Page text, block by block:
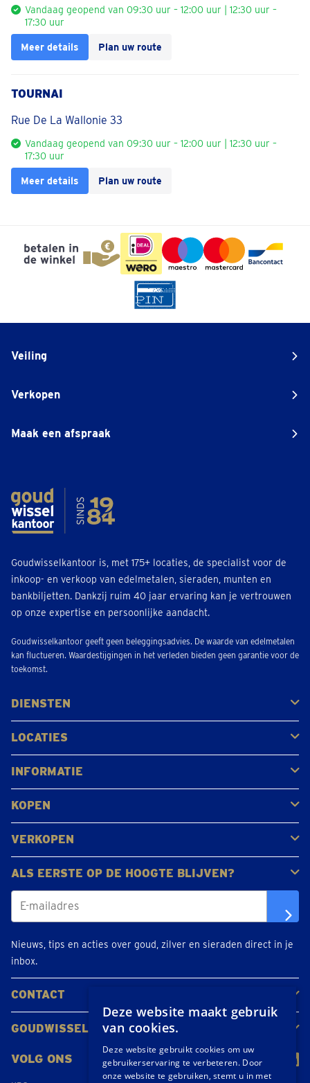
Vandaag geopend van 09:30 uur – 12:00 uur | 12:30 uur –
17:30 uur
Meer details Plan uw route
TOURNAI
Rue De La Wallonie 33
Vandaag geopend van 09:30 uur – 12:00 uur | 12:30 uur –
17:30 uur
Meer details Plan uw route
Veiling
Verkopen
Maak een afspraak
Goudwisselkantoor is, met 175+ locaties, de specialist voor de
inkoop- en verkoop van edelmetalen, sieraden, munten en
bankbiljetten. Dankzij ruim 40 jaar ervaring kan je vertrouwen
op onze expertise en persoonlijke aandacht.
Goudwisselkantoor geeft geen beleggingsadvies. De waarde van edelmetalen
kan fluctueren. Waardestijgingen in het verleden bieden geen garantie voor de
toekomst.
DIENSTEN
Kopen
Verkopen
Veilen
LOCATIES
Antwerpen
Brugge
Kapellen
Leuven
Mol
Schilde
Sint-Niklaas
Bekijk alle locaties
INFORMATIE
Veelgestelde vragen
Klantbeoordelingen
KOPEN
Goud kopen
Platina en palladium kopen
Zilver kopen
VERKOPEN
Gouden juwelen
Gouden munten
Gouden staven
ALS EERSTE OP DE HOOGTE BLIJVEN?
Nieuws, tips en acties over goud, zilver en sieraden direct in je
inbox.
CONTACT
Neem contact op
Maak een afspraak
Locaties
GOUDWISSELKANTOOR
VOLG ONS
Deze website maakt gebruik
van cookies.
Deze website gebruikt cookies om uw
gebruikerservaring te verbeteren. Door
onze website te gebruiken, stemt u in met